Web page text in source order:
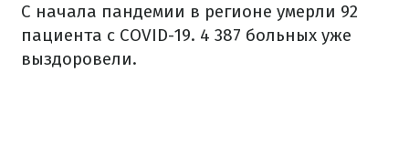
С начала пандемии в регионе умерли 92
пациента с COVID-19. 4 387 больных уже
выздоровели.